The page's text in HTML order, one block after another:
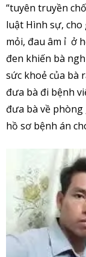
“tuyên truyền
luật Hình sự,
mỏi, đau âm ỉ ở
đen khiến bà
sức khoẻ của bà
đưa bà đi bệnh
đưa bà về phòng
hồ sơ bệnh án